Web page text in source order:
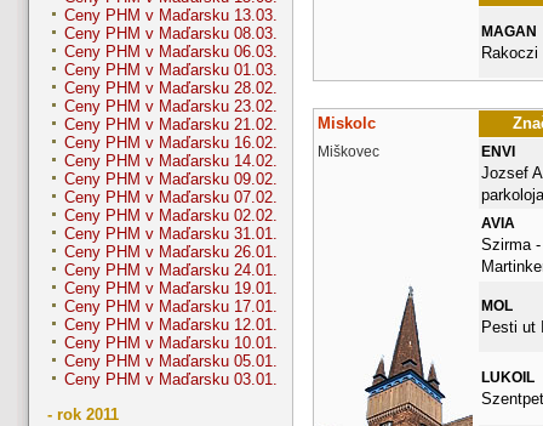
Ceny PHM v Maďarsku 13.03.
Ceny PHM v Maďarsku 08.03.
Ceny PHM v Maďarsku 06.03.
Ceny PHM v Maďarsku 01.03.
Ceny PHM v Maďarsku 28.02.
Ceny PHM v Maďarsku 23.02.
Ceny PHM v Maďarsku 21.02.
Ceny PHM v Maďarsku 16.02.
Ceny PHM v Maďarsku 14.02.
Ceny PHM v Maďarsku 09.02.
Ceny PHM v Maďarsku 07.02.
Ceny PHM v Maďarsku 02.02.
Ceny PHM v Maďarsku 31.01.
Ceny PHM v Maďarsku 26.01.
Ceny PHM v Maďarsku 24.01.
Ceny PHM v Maďarsku 19.01.
Ceny PHM v Maďarsku 17.01.
Ceny PHM v Maďarsku 12.01.
Ceny PHM v Maďarsku 10.01.
Ceny PHM v Maďarsku 05.01.
Ceny PHM v Maďarsku 03.01.
- rok 2011
MAGAN
Rakoczi
Miskolc
Miškovec ENVI
Jozsef
AVIA
Szirma -
MOL
Pesti ut
LUKOIL